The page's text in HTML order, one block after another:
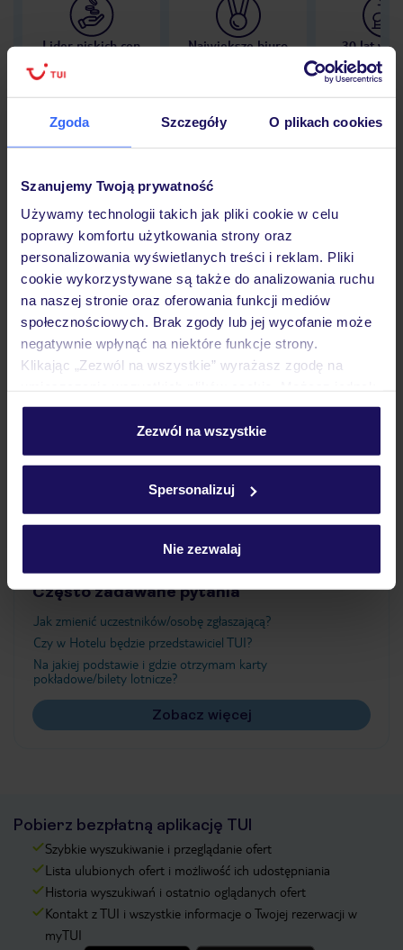
Zgoda Szczegóły O plikach cookies
Szanujemy Twoją prywatność
Używamy technologii takich jak pliki cookie w celu
poprawy komfortu użytkowania strony oraz
personalizowania wyświetlanych treści i reklam. Pliki
cookie wykorzystywane są także do analizowania ruchu
na naszej stronie oraz oferowania funkcji mediów
społecznościowych. Brak zgody lub jej wycofanie może
negatywnie wpłynąć na niektóre funkcje strony.
Klikając „Zezwól na wszystkie” wyrażasz zgodę na
personalizować swój wybór wchodząc w zakładkę
Szczegółowe informacje o plikach cookie znajdziesz
Zezwól na wszystkie
Spersonalizuj
Nie zezwalaj
Lider niskich cen
Największe biuro
30 lat w
Hotel
Opinie
Pokoje
Wyżywienie
Ważne informacje
Często zadawane pytania
Jak zmienić uczestników/osobę zgłaszającą?
Czy w Hotelu będzie przedstawiciel TUI?
Na jakiej podstawie i gdzie otrzymam karty
pokładowe/bilety lotnicze?
Zobacz więcej
Pobierz bezpłatną aplikację TUI
Szybkie wyszukiwanie i przeglądanie ofert
Lista ulubionych ofert i możliwość ich udostępniania
Historia wyszukiwań i ostatnio oglądanych ofert
Kontakt z TUI i wszystkie informacje o Twojej rezerwacji w
myTUI